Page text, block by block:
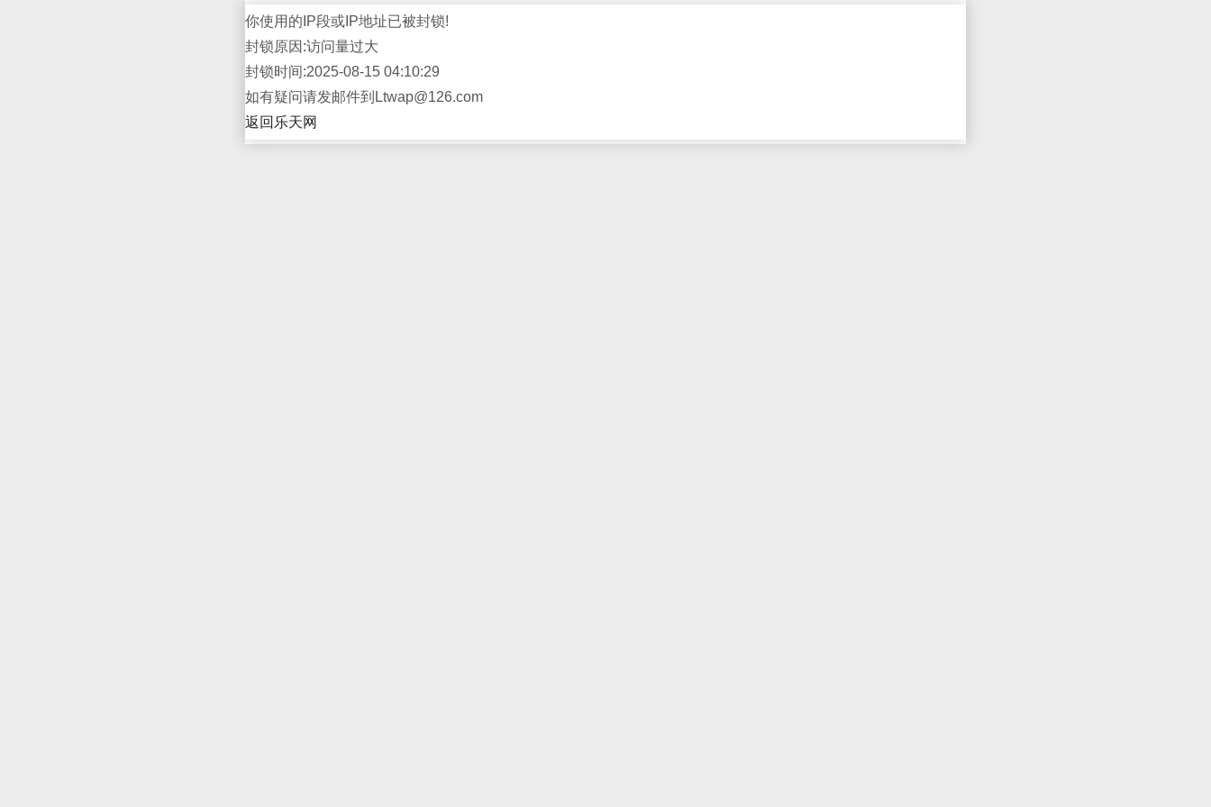
你使用的IP段或IP地址已被封锁!
封锁原因:访问量过大
封锁时间:2025-08-15 04:10:29
如有疑问请发邮件到Ltwap@126.com
返回乐天网